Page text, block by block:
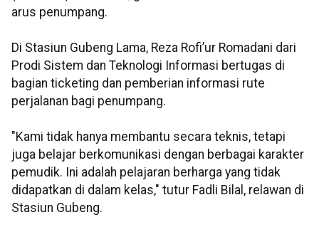
arus penumpang.
Di Stasiun Gubeng Lama, Reza Rofi’ur Romadani dari
Prodi Sistem dan Teknologi Informasi bertugas di
bagian ticketing dan pemberian informasi rute
perjalanan bagi penumpang.
"Kami tidak hanya membantu secara teknis, tetapi
juga belajar berkomunikasi dengan berbagai karakter
pemudik. Ini adalah pelajaran berharga yang tidak
didapatkan di dalam kelas," tutur Fadli Bilal, relawan di
Stasiun Gubeng.